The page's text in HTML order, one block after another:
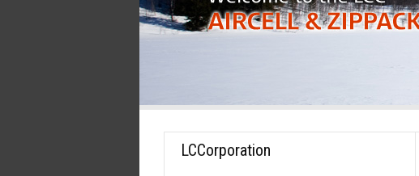
LCCorporation